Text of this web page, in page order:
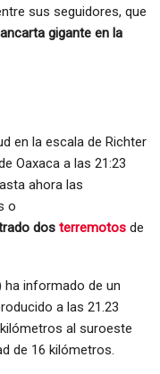
sus seguidores, que
gigante en la
en la escala de Richter
Oaxaca a las 21:23
ahora las
o
dos terremotos de
ha informado de un
a las 21.23
al suroeste
de 16 kilómetros.